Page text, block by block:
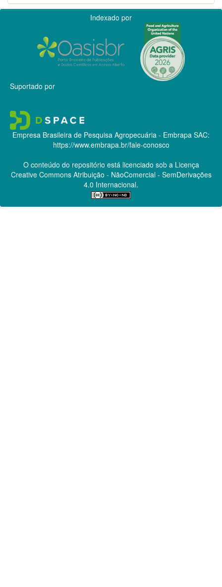
Indexado por
Suportado por
Empresa Brasileira de Pesquisa Agropecuária - Embrapa SAC:
https://www.embrapa.br/fale-conosco
O conteúdo do repositório está licenciado sob a Licença
Creative CommonsAtribuição - NãoComercial - SemDerivações
4.0 Internacional.